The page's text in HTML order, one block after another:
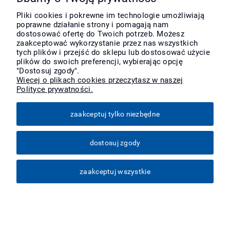
Moje konto
Płatności i dostawa
O nas
Więcej
Pliki cookies i pokrewne im technologie umożliwiają
poprawne działanie strony i pomagają nam
dostosować ofertę do Twoich potrzeb. Możesz
zaakceptować wykorzystanie przez nas wszystkich
tych plików i przejść do sklepu lub dostosować użycie
plików do swoich preferencji, wybierając opcję
"Dostosuj zgody".
Więcej o plikach cookies przeczytasz w naszej
Polityce prywatności.
zaakceptuj tylko niezbędne
dostosuj zgody
zaakceptuj wszystkie